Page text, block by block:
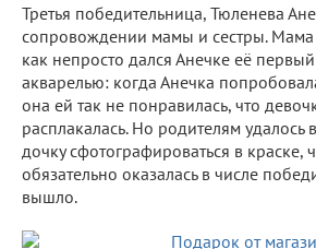
Третья победительница, Тюленева
сопровождении мамы и сестры. Мама
как непросто дался Анечке её
акварелью: когда Анечка
она ей так не понравилась, что
расплакалась. Но родителям удалось
дочку сфотографироваться в краске,
обязательно оказалась в числе
вышло.